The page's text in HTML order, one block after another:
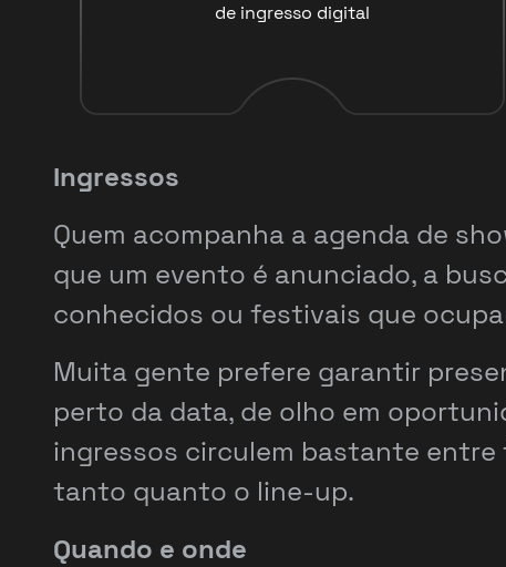
de ingresso digital
Ingressos
Quem acompanha a agenda de
que um evento é anunciado, a
conhecidos ou festivais que
Muita gente prefere garantir
perto da data, de olho em
ingressos circulem bastante entre
tanto quanto o line-up.
Quando e onde